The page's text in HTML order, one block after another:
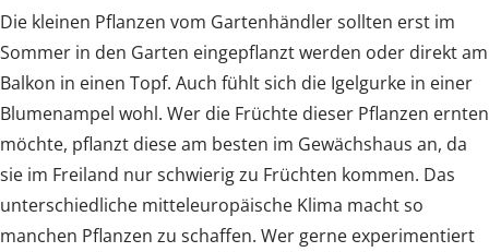
Die kleinen Pflanzen vom Gartenhändler sollten erst im
Sommer in den Garten eingepflanzt werden oder direkt am
Balkon in einen Topf. Auch fühlt sich die Igelgurke in einer
Blumenampel wohl. Wer die Früchte dieser Pflanzen ernten
möchte, pflanzt diese am besten im Gewächshaus an, da
sie im Freiland nur schwierig zu Früchten kommen. Das
unterschiedliche mitteleuropäische Klima macht so
manchen Pflanzen zu schaffen. Wer gerne experimentiert